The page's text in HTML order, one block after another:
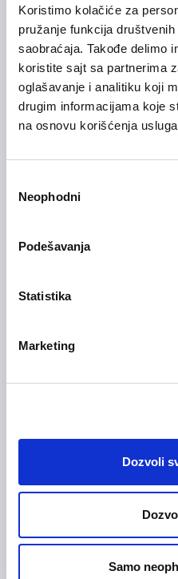
Koristimo kolačiće za
pružanje funkcija
saobraćaja. Takođe delimo
koristite sajt sa partnerima
oglašavanje i analitiku koji
drugim informacijama koje
na osnovu korišćenja
сагласности
Neophodni
Podešavanja
Statistika
Marketing
Dozvoli
Samo
Senior računovođa
Finansije i računovodstvo
Na licu mestaBeograd
Branch Director /
Upravljanje i menadžment
Field Service